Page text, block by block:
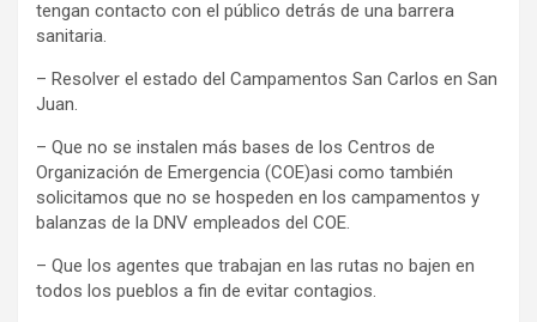
tengan contacto con el público detrás de una barrera
sanitaria.
– Resolver el estado del Campamentos San Carlos en San
Juan.
– Que no se instalen más bases de los Centros de
Organización de Emergencia (COE)asi como también
solicitamos que no se hospeden en los campamentos y
balanzas de la DNV empleados del COE.
– Que los agentes que trabajan en las rutas no bajen en
todos los pueblos a fin de evitar contagios.